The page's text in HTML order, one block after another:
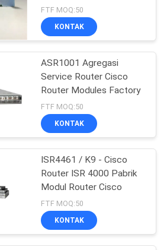
FTF MOQ:50
KONTAK
ASR1001 Agregasi
Service Router Cisco
Router Modules Factory
FTF MOQ:50
KONTAK
ISR4461 / K9 - Cisco
Router ISR 4000 Pabrik
Modul Router Cisco
FTF MOQ:50
KONTAK